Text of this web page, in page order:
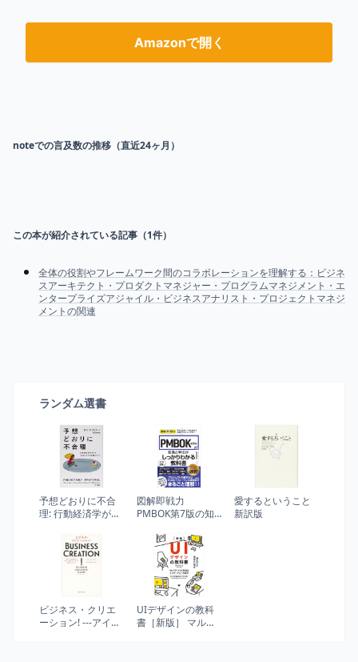
Amazonで開く
noteでの言及数の推移（直近24ヶ月）
この本が紹介されている記事（1件）
全体の役割やフレームワーク間のコラボレーションを理解する：ビジネ
スアーキテクト・プロダクトマネジャー・プログラムマネジメント・エ
ンタープライズアジャイル・ビジネスアナリスト・プロジェクトマネジ
メントの関連
ランダム選書
予想どおりに不合
理: 行動経済学が明
れを選ぶわけ」 (ハ
ヤカワ・ノンフィ
クション文庫)
図解即戦力
PMBOK第7版の知
でしっかりわかる
教科書
愛するということ
新訳版
ビジネス・クリエ
ーション! ---アイデ
UIデザインの教科
書［新版］ マルチ